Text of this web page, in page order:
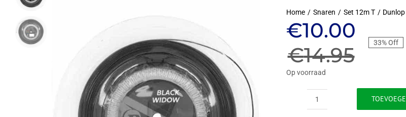
Home Snaren Set 12m T Dunlop
€14.95
prijs
was:
€14.95.
€10.00
Huidige
prijs
is:
€10.00.
33% Off
Op voorraad
DUNLOP